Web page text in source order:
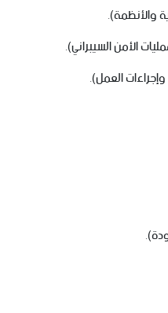
والأنظمة).
الأمن السيبراني).
العمل).